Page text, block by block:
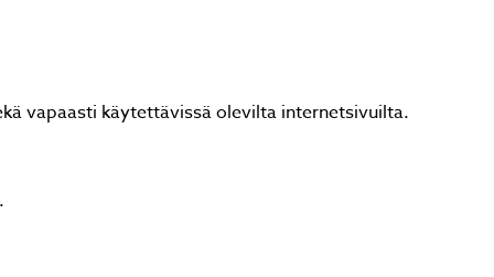
vapaasti käytettävissä olevilta internetsivuilta.